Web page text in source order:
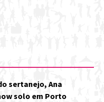
sertanejo, Ana
solo em Porto